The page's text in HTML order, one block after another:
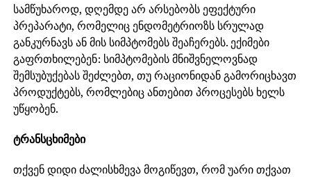
სამწუხაროდ, დღემდე არ არსებობს ეფექტური
პრეპარატი, რომელიც ენდომეტრიოზს სრულად
განკურნავს ან მის სიმპტომებს შეაჩერებს. ექიმები
გაფრთხილებენ: სიმპტომების მნიშვნელოვნად
შემსუბუქებას შეძლებთ, თუ რაციონიდან გამორიცხავთ
პროდუქტებს, რომლებიც ანთებით პროცესებს ხელს
უწყობენ.
ტრანსცხიმები
თქვენ დიდი ძალისხმევა მოგიწევთ, რომ უარი თქვათ